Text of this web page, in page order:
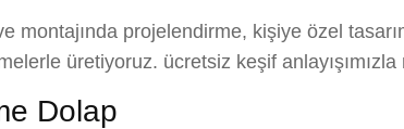
montajında projelendirme, kişiye özel
üretiyoruz. ücretsiz keşif anlayışımızla
Dolap